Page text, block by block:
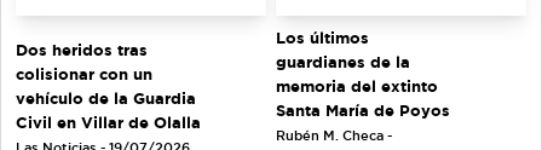
Dos heridos tras
colisionar con un
vehículo de la Guardia
Civil en Villar de Olalla
Los últimos
guardianes de la
memoria del extinto
Santa María de Poyos
Rubén M. Checa -